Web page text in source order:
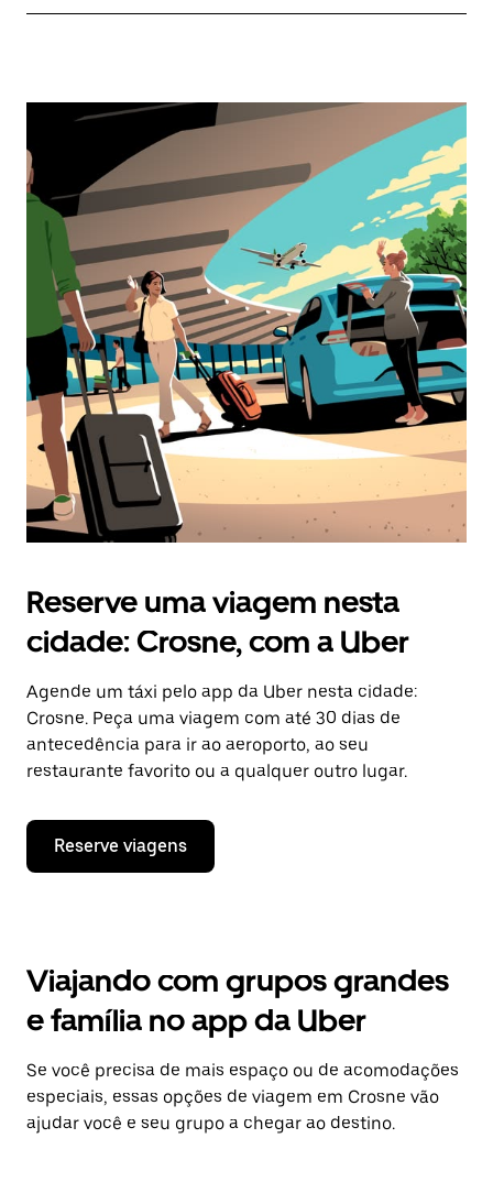
Reserve uma viagem nesta
cidade: Crosne, com a Uber
Agende um táxi pelo app da Uber nesta cidade:
Crosne. Peça uma viagem com até 30 dias de
antecedência para ir ao aeroporto, ao seu
restaurante favorito ou a qualquer outro lugar.
Reserve viagens
Viajando com grupos grandes
e família no app da Uber
Se você precisa de mais espaço ou de acomodações
especiais, essas opções de viagem em Crosne vão
ajudar você e seu grupo a chegar ao destino.